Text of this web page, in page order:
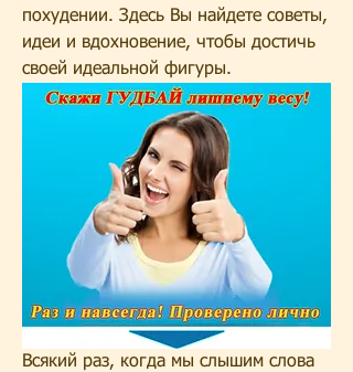
похудении. Здесь Вы найдете советы,
идеи и вдохновение, чтобы достичь
своей идеальной фигуры.
Всякий раз, когда мы слышим слова